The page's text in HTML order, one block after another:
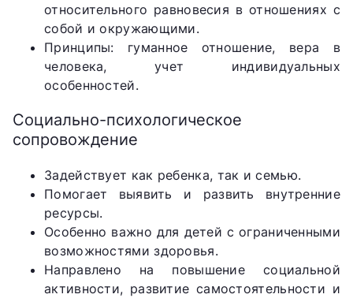
относительного равновесия в отношениях с
собой и окружающими.
Принципы: гуманное отношение, вера в
человека, учет индивидуальных
особенностей.
Социально-психологическое
сопровождение
Задействует как ребенка, так и семью.
Помогает выявить и развить внутренние
ресурсы.
Особенно важно для детей с ограниченными
возможностями здоровья.
Направлено на повышение социальной
активности, развитие самостоятельности и